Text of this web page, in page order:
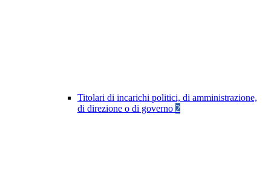
Titolari di incarichi politici, di amministrazione,
di direzione o di governo 2